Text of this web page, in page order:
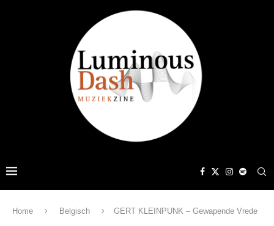
Home Belgisch GERT KLEINPUNK – Gewapende Vrede